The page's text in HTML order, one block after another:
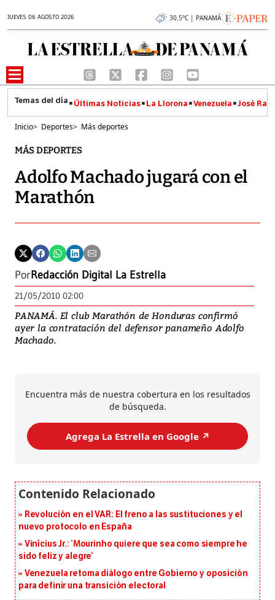
JUEVES 06 AGOSTO 2026 30.5°C | PANAMÁ
Últimas Noticias La Llorona Venezuela José
Inicio> Deportes> Más deportes
MÁS DEPORTES
Adolfo Machado jugará con el
Marathón
PorRedacción Digital La Estrella
21/05/2010 02:00
PANAMÁ. El club Marathón de Honduras confirmó
ayer la contratación del defensor panameño Adolfo
Machado.
Encuentra más de nuestra cobertura en los resultados
de búsqueda.
Agrega La Estrella en Google ↗️
Revolución en el VAR: El freno a las sustituciones y el
nuevo protocolo en España
Vinícius Jr.: ‘Mourinho quiere que sea como siempre he
sido feliz y alegre’
Venezuela retoma diálogo entre Gobierno y oposición
para definir una transición electoral